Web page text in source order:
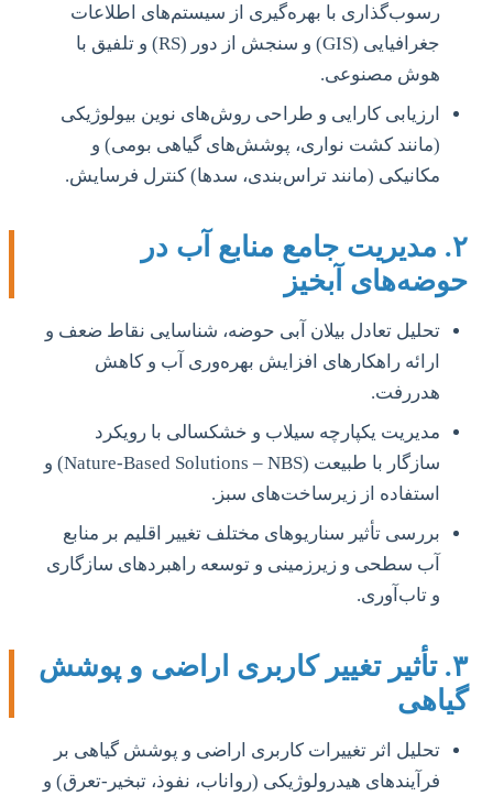
رسوب‌گذاری با بهره‌گیری از سیستم‌های اطلاعات
جغرافیایی (GIS) و سنجش از دور (RS) و تلفیق با
هوش مصنوعی.
ارزیابی کارایی و طراحی روش‌های نوین بیولوژیکی
(مانند کشت نواری، پوشش‌های گیاهی بومی) و
مکانیکی (مانند تراس‌بندی، سدها) کنترل فرسایش.
۲. مدیریت جامع منابع آب در
حوضه‌های آبخیز
تحلیل تعادل بیلان آبی حوضه، شناسایی نقاط ضعف و
ارائه راهکارهای افزایش بهره‌وری آب و کاهش
هدررفت.
مدیریت یکپارچه سیلاب و خشکسالی با رویکرد
سازگار با طبیعت (Nature-Based Solutions – NBS) و
استفاده از زیرساخت‌های سبز.
بررسی تأثیر سناریوهای مختلف تغییر اقلیم بر منابع
آب سطحی و زیرزمینی و توسعه راهبردهای سازگاری
و تاب‌آوری.
۳. تأثیر تغییر کاربری اراضی و پوشش
گیاهی
تحلیل اثر تغییرات کاربری اراضی و پوشش گیاهی بر
فرآیندهای هیدرولوژیکی (رواناب، نفوذ، تبخیر-تعرق) و